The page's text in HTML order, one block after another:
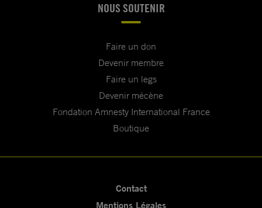
NOUS SOUTENIR
Faire un don
Devenir membre
Faire un legs
Devenir mécène
Fondation Amnesty International France
Boutique
Contact
Mentions Légales